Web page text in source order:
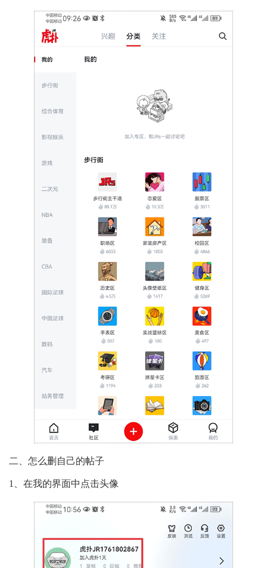
二、怎么删自己的帖子
1、在我的界面中点击头像